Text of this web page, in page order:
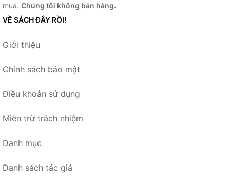
mua. Chúng tôi không bán hàng.
VỀ SÁCH ĐÂY RỒI!
Giới thiệu
Chính sách bảo mật
Điều khoản sử dụng
Miễn trừ trách nhiệm
Danh mục
Danh sách tác giả